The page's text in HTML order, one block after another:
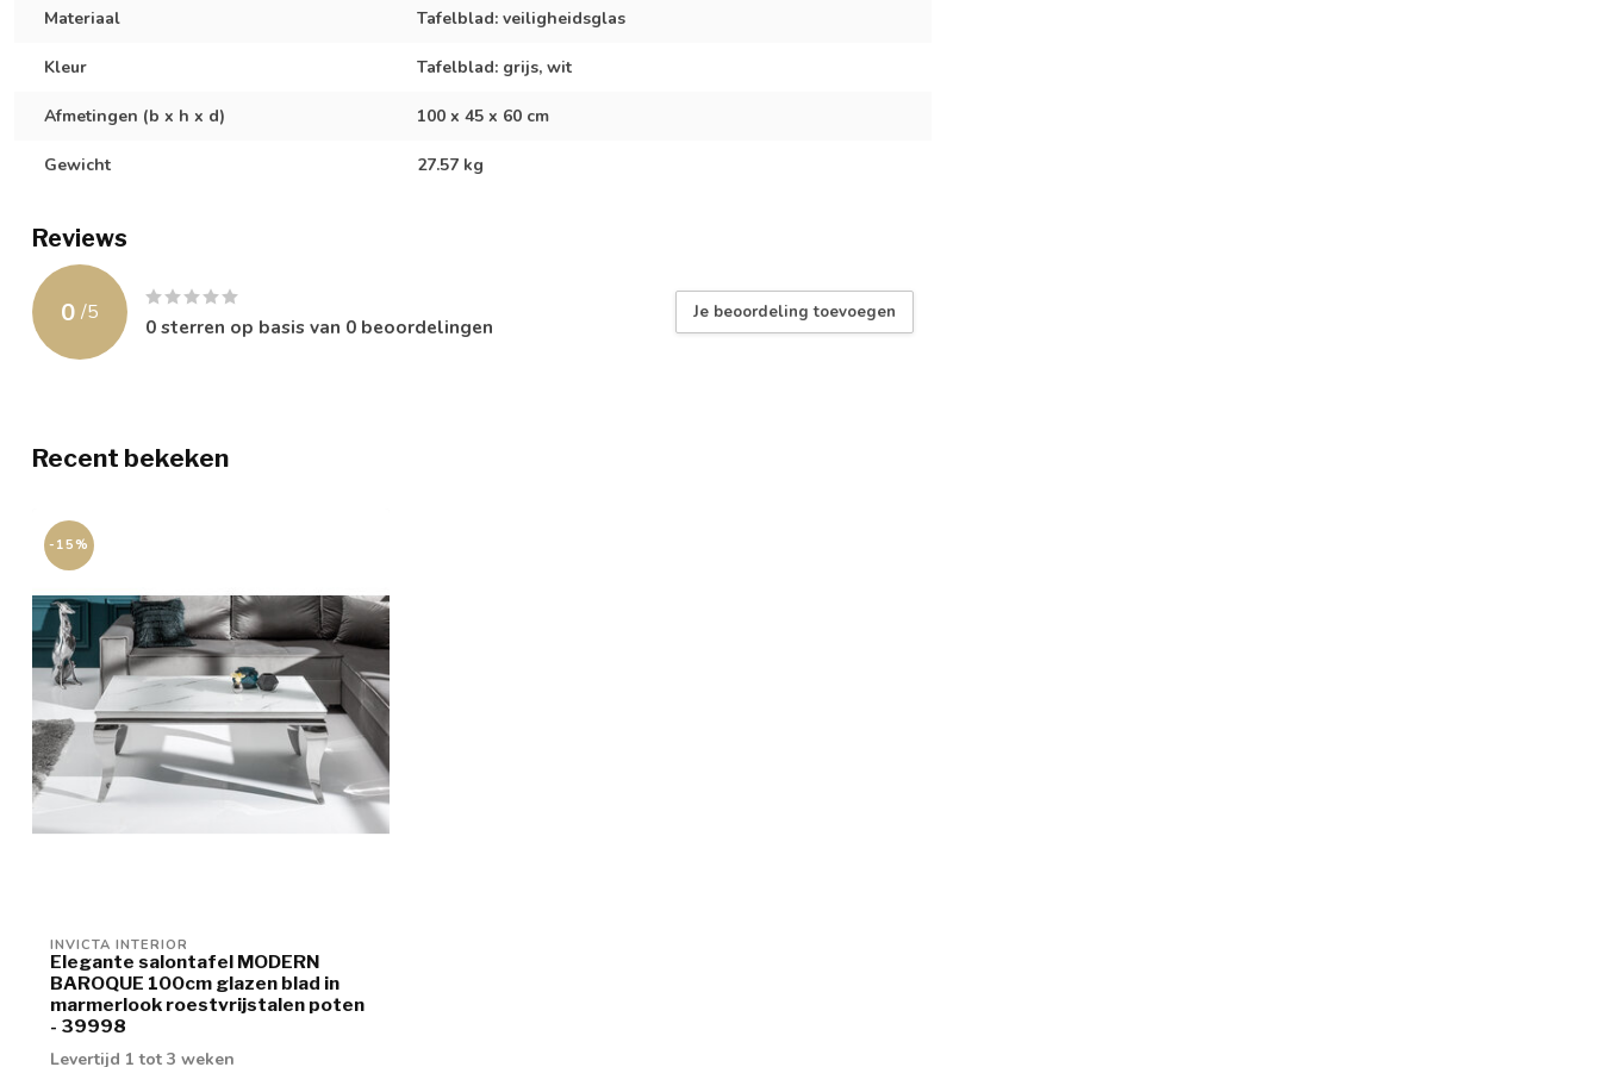
Materiaal Tafelblad: veiligheidsglas
Kleur Tafelblad: grijs, wit
Afmetingen (b x h x d) 100 x 45 x 60 cm
Gewicht 27.57 kg
Reviews
0 /5
0sterren op basis van 0 beoordelingen
Je beoordeling toevoegen
Recent bekeken
-15%
INVICTA INTERIOR
Elegante salontafel MODERN
BAROQUE 100cm glazen blad in
marmerlook roestvrijstalen poten
- 39998
Levertijd 1 tot 3 weken